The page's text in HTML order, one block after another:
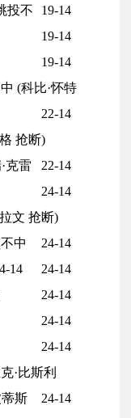
19-14
投不
19-14
19-14
(科比·怀特
22-14
抢断)
22-14
克雷
24-14
文 抢断)
24-14
中
24-14
14
24-14
24-14
24-14
·比斯利
24-14
蒂斯